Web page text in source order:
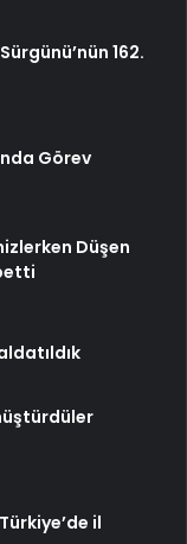
162.
Görev
Düşen
il